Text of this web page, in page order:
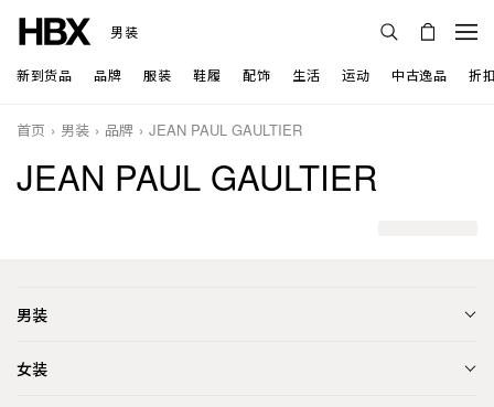
男装
新到货品 品牌 服装 鞋履 配饰 生活 运动 中古逸品 折
首页 男装 品牌 JEAN PAUL GAULTIER
JEAN PAUL GAULTIER
男装
女装